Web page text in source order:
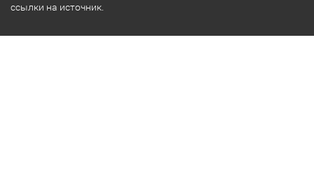
ссылки на источник.